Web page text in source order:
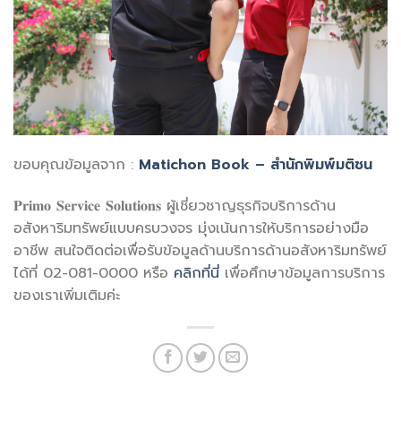
ขอบคุณข้อมูลจาก : Matichon Book – สำนักพิมพ์มติชน
𝐏𝐫𝐢𝐦𝐨 𝐒𝐞𝐫𝐯𝐢𝐜𝐞 𝐒𝐨𝐥𝐮𝐭𝐢𝐨𝐧𝐬 ผู้เชี่ยวชาญธุรกิจบริการด้าน
อสังหาริมทรัพย์แบบครบวงจร มุ่งเน้นการให้บริการอย่างมือ
อาชีพ สนใจติดต่อเพื่อรับข้อมูลด้านบริการด้านอสังหาริมทรัพย์
ได้ที่ 02-081-0000 หรือ คลิกที่นี่ เพื่อศึกษาข้อมูลการบริการ
ของเราเพิ่มเติมค่ะ